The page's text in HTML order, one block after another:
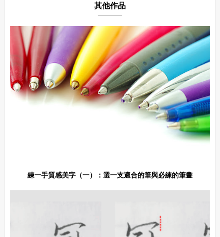
其他作品
練一手質感美字（一）：選一支適合的筆與必練的筆畫